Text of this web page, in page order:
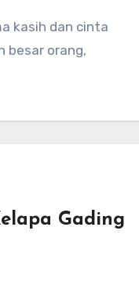
kasih dan cinta
besar orang,
Gading